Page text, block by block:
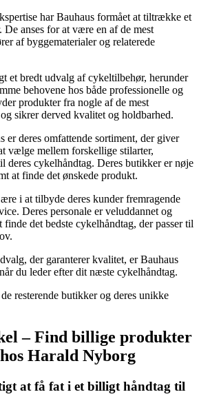
har Bauhaus formået at tiltrække et
De anses for at være en af de mest
af byggematerialer og relaterede
et bredt udvalg af cykeltilbehør, herunder
behovene hos både professionelle og
produkter fra nogle af de mest
sikrer derved kvalitet og holdbarhed.
er deres omfattende sortiment, der giver
vælge mellem forskellige stilarter,
deres cykelhåndtag. Deres butikker er nøje
at finde det ønskede produkt.
i at tilbyde deres kunder fremragende
Deres personale er veluddannet og
det bedste cykelhåndtag, der passer til
der garanterer kvalitet, er Bauhaus
du leder efter dit næste cykelhåndtag.
resterende butikker og deres unikke
– Find billige produkter
Harald Nyborg
at få fat i et billigt håndtag til